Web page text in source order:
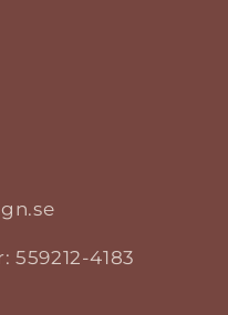
4183